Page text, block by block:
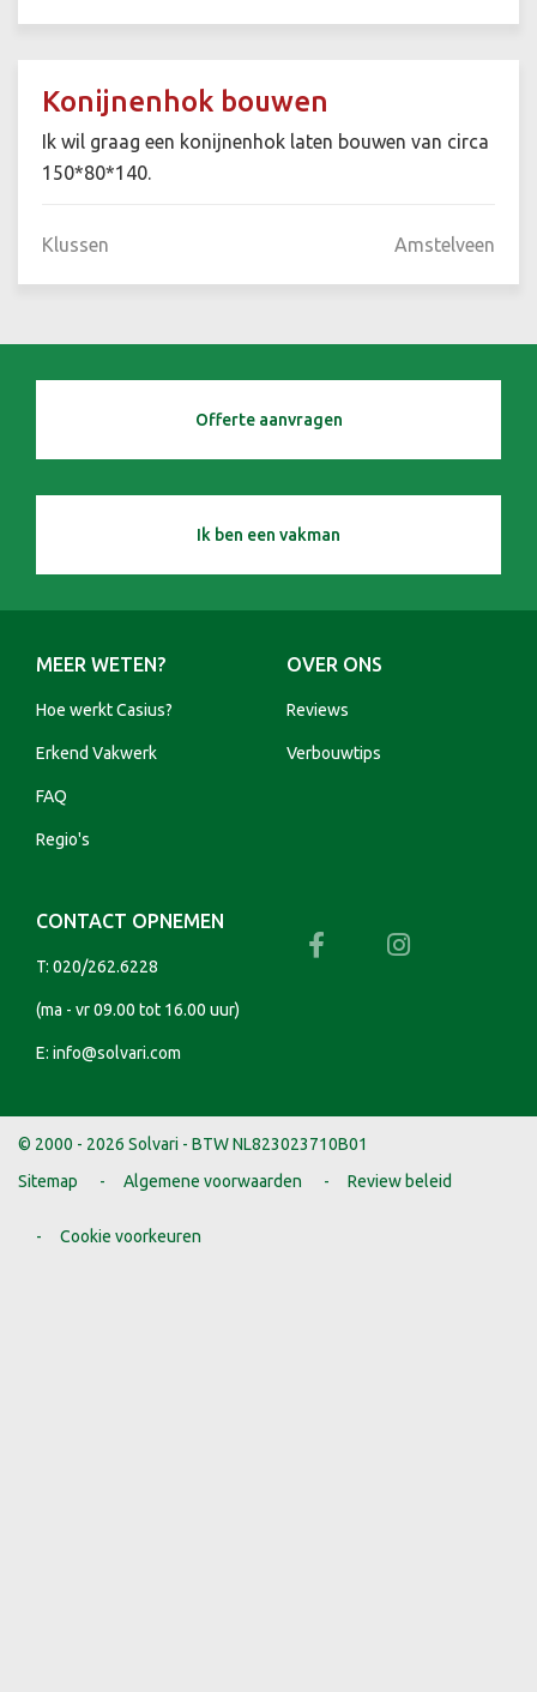
Konijnenhok bouwen
Ik wil graag een konijnenhok laten bouwen van circa
150*80*140.
Klussen Amstelveen
Offerte aanvragen
Ik ben een vakman
MEER WETEN?
Hoe werkt Casius?
Erkend Vakwerk
FAQ
Regio's
OVER ONS
Reviews
Verbouwtips
CONTACT OPNEMEN
T: 020/262.6228
(ma - vr 09.00 tot 16.00 uur)
E: info@solvari.com
© 2000 - 2026 Solvari - BTW NL823023710B01
Sitemap
Algemene voorwaarden Review beleid
Cookie voorkeuren